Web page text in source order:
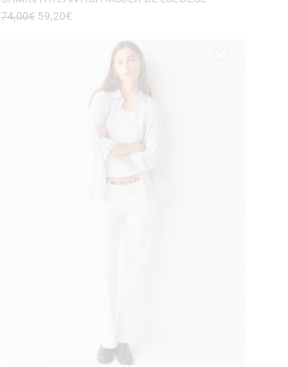
74,00€ 59,20€